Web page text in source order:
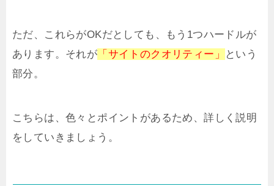
ただ、これらがOKだとしても、もう1つハードルが
あります。それが 「サイトのクオリティー」
という
部分。
こちらは、色々とポイントがあるため、詳しく説明
をしていきましょう。